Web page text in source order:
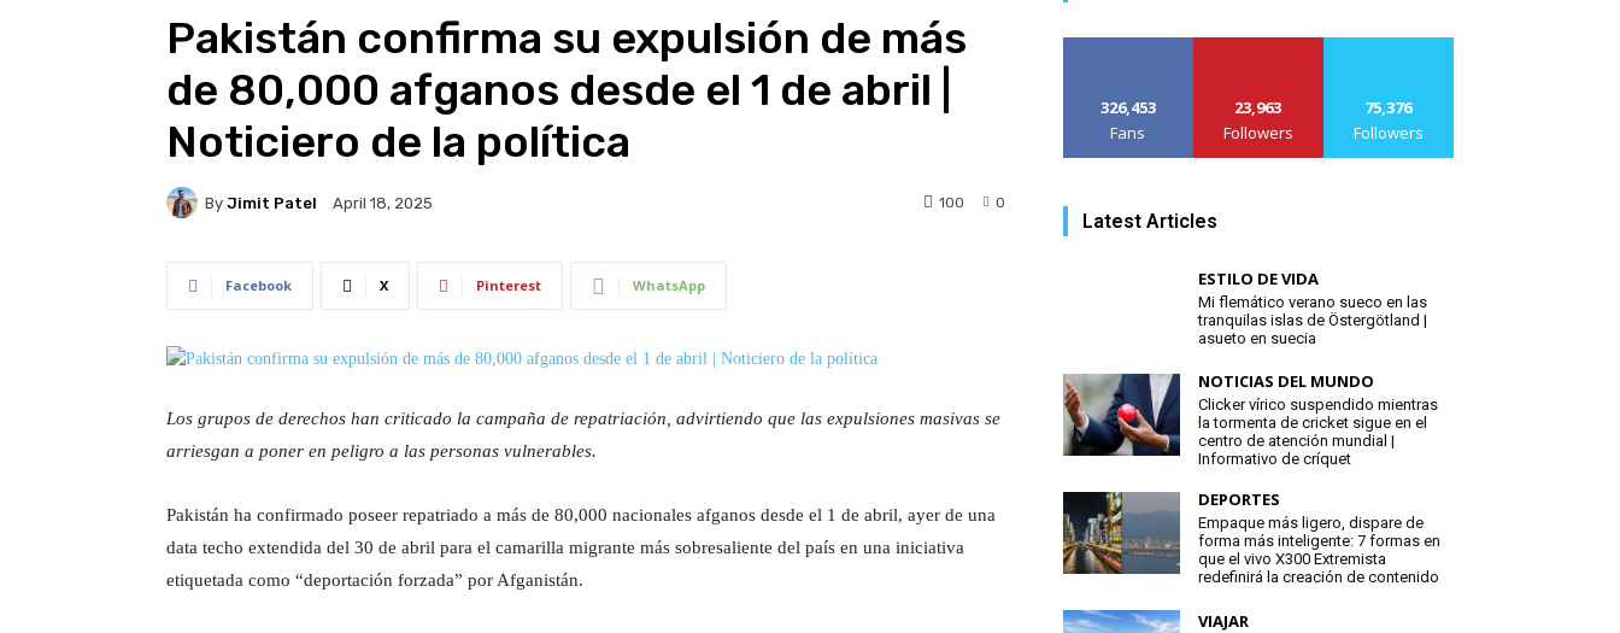
Pakistán confirma su expulsión de más
de 80,000 afganos desde el 1 de abril |
Noticiero de la política
By Jimit Patel April 18, 2025 0
100
Facebook X Pinterest WhatsApp
Los grupos de derechos han criticado la campaña de repatriación, advirtiendo que las expulsiones masivas se
arriesgan a poner en peligro a las personas vulnerables.
Pakistán ha confirmado poseer repatriado a más de 80,000 nacionales afganos desde el 1 de abril, ayer de una
data techo extendida del 30 de abril para el camarilla migrante más sobresaliente del país en una iniciativa
etiquetada como “deportación forzada” por Afganistán.
326,453
Fans
23,963
Followers
75,376
Followers
Latest Articles
ESTILO DE VIDA
Mi flemático verano sueco en las
tranquilas islas de Östergötland |
asueto en suecia
NOTICIAS DEL MUNDO
Clicker vírico suspendido mientras
la tormenta de cricket sigue en el
centro de atención mundial |
Informativo de críquet
DEPORTES
Empaque más ligero, dispare de
forma más inteligente: 7 formas en
que el vivo X300 Extremista
redefinirá la creación de contenido
VIAJAR